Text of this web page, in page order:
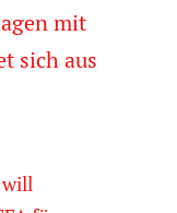
mit
sich aus